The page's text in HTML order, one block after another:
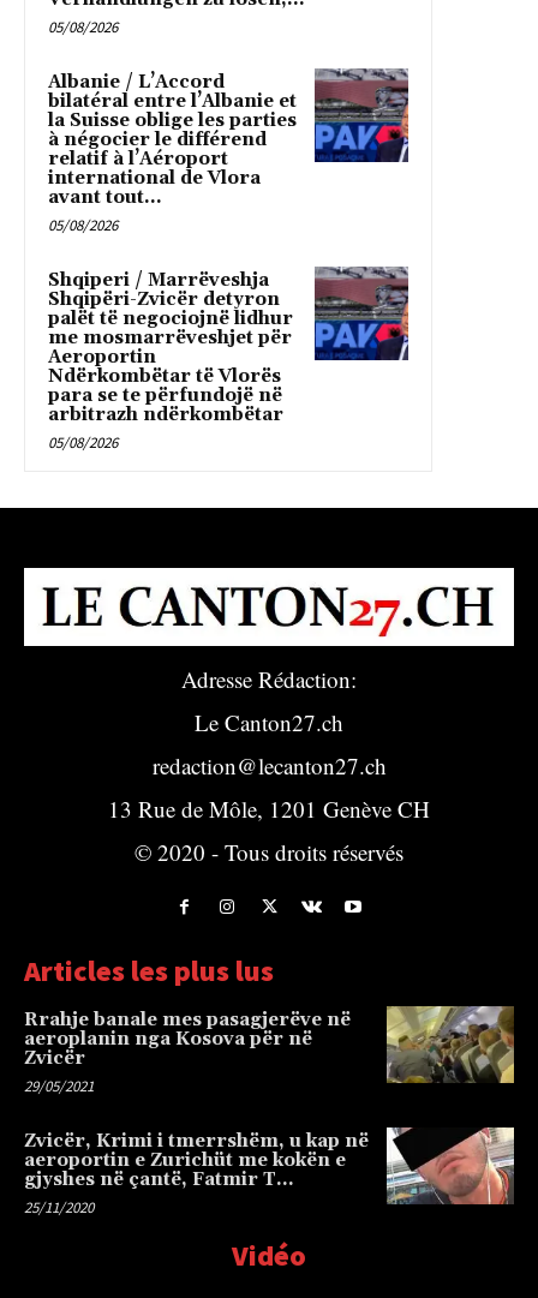
05/08/2026
Albanie / L’Accord
bilatéral entre l’Albanie et
la Suisse oblige les parties
à négocier le différend
relatif à l’Aéroport
international de Vlora
avant tout...
05/08/2026
Shqiperi / Marrëveshja
Shqipëri-Zvicër detyron
palët të negociojnë lidhur
me mosmarrëveshjet për
Aeroportin
Ndërkombëtar të Vlorës
para se te përfundojë në
arbitrazh ndërkombëtar
05/08/2026
Adresse Rédaction:
Le Canton27.ch
redaction@lecanton27.ch
13 Rue de Môle, 1201 Genève CH
© 2020 - Tous droits réservés
Articles les plus lus
Rrahje banale mes pasagjerëve në
aeroplanin nga Kosova për në
Zvicër
29/05/2021
Zvicër, Krimi i tmerrshëm, u kap në
aeroportin e Zurichüt me kokën e
gjyshes në çantë, Fatmir T…
25/11/2020
Vidéo